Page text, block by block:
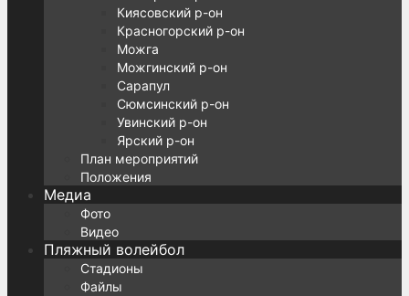
Киясовский р-он
Красногорский р-он
Можга
Можгинский р-он
Сарапул
Сюмсинский р-он
Увинский р-он
Ярский р-он
План мероприятий
Положения
Медиа
Фото
Видео
Пляжный волейбол
Стадионы
Файлы